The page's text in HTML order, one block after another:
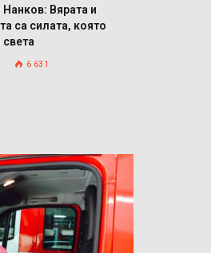
Вярата и
са силата, която
6 631